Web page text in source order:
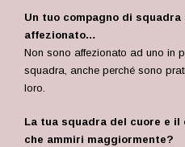
Un tuo compagno di
affezionato…
Non sono affezionato ad uno in
squadra, anche perché sono
loro.
La tua squadra del cuore e
che ammiri maggiormente?